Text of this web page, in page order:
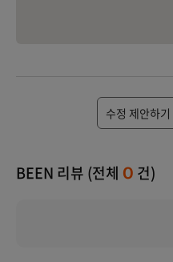
수정 제안하기
BEEN 리뷰 (전체 0 건)